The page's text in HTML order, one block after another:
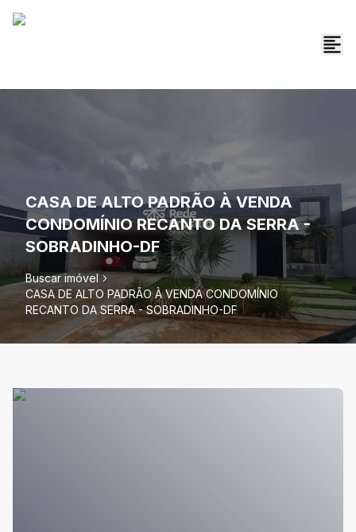
CASA DE ALTO PADRÃO À VENDA
CONDOMÍNIO RECANTO DA SERRA -
SOBRADINHO-DF
Buscar imóvel
CASA DE ALTO PADRÃO À VENDA CONDOMÍNIO
RECANTO DA SERRA - SOBRADINHO-DF